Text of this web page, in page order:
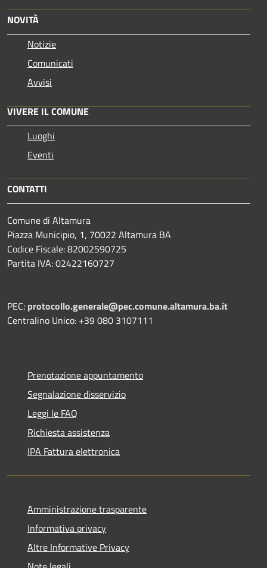
NOVITÀ
Notizie
Comunicati
Avvisi
VIVERE IL COMUNE
Luoghi
Eventi
CONTATTI
Comune di Altamura
Piazza Municipio, 1, 70022 Altamura BA
Codice Fiscale: 82002590725
Partita IVA: 02422160727
PEC: protocollo.generale@pec.comune.altamura.ba.it
Centralino Unico: +39 080 3107111
Prenotazione appuntamento
Segnalazione disservizio
Leggi le FAQ
Richiesta assistenza
IPA Fattura elettronica
Amministrazione trasparente
Informativa privacy
Altre Informative Privacy